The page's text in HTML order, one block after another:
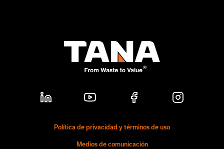
Política de privacidad y términos de uso
Medios de comunicación